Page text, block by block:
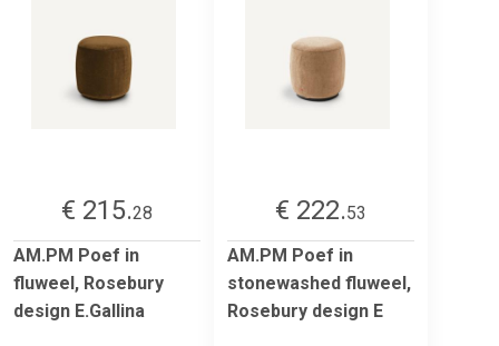
€ 215.28
AM.PM Poef in
fluweel, Rosebury
design E.Gallina
€ 222.53
AM.PM Poef in
stonewashed fluweel,
Rosebury design E